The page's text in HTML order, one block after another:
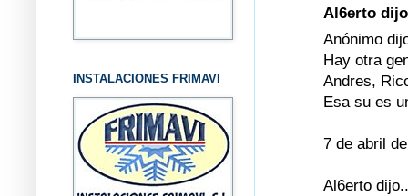
Al6erto
Anónimo
Hay otra
Andres,
Esa su es
7 de abril
Al6erto
INSTALACIONES FRIMAVI